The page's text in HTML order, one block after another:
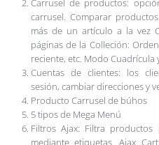
carrusel. Comparar
más de un artículo a la vez
páginas de la Colleción:
reciente, etc. Modo
Cuentas de clientes: los
sesión, cambiar direcciones y
Producto Carrusel de búhos
5 tipos de Mega Menú
Filtros Ajax: Filtra
mediante etiquetas. Ajax